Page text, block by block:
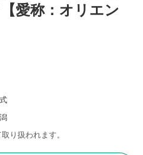
愛称：オリエン
り扱われます。